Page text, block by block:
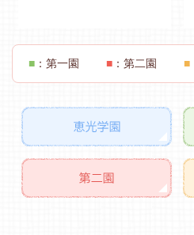
■ ：第一園 ■ ：第二園 ■